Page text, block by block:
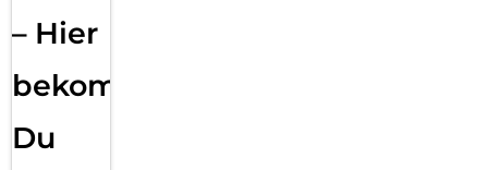
– Hier
bekommst
Du